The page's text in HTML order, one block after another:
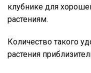
клубнике для
растениям.
Количество такого
растения